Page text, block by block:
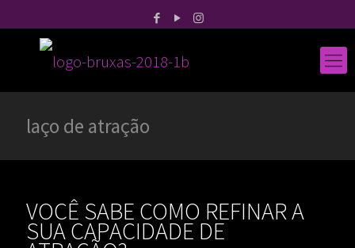
laço de atração
VOCÊ SABE COMO REFINAR A
SUA CAPACIDADE DE